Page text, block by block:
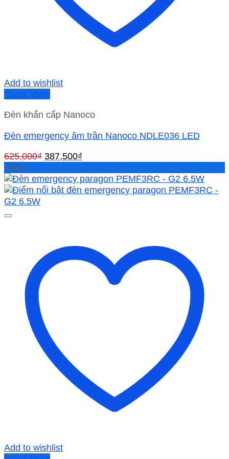
Add to wishlist
Quick View
Đèn khẩn cấp Nanoco
Đèn emergency âm trần Nanoco NDLE036 LED
625,000₫ Giá
là:
625,000₫.
387,500₫
tại
là:
-30%
Add to wishlist